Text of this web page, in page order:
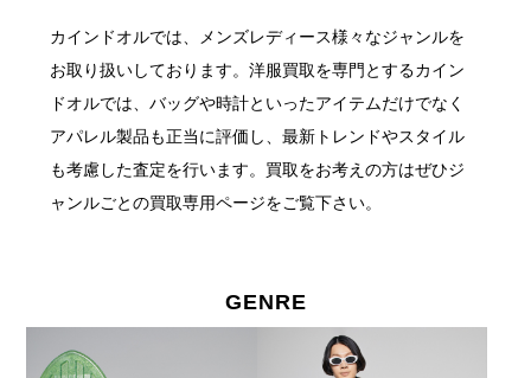
カインドオルでは、メンズレディース様々なジャンルを
お取り扱いしております。洋服買取を専門とするカイン
ドオルでは、バッグや時計といったアイテムだけでなく
アパレル製品も正当に評価し、最新トレンドやスタイル
も考慮した査定を行います。 買取をお考えの方はぜひジ
ャンルごとの買取専用ページをご覧下さい。
GENRE 取扱ジャンルGENRE